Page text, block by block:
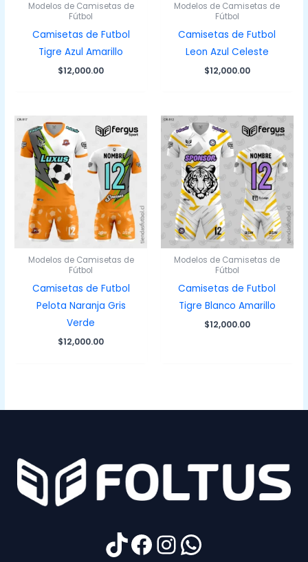
Modelos de Camisetas de
Fútbol
Camisetas de Futbol
Tigre Azul Amarillo
$12,000.00
Modelos de Camisetas de
Fútbol
Camisetas de Futbol
Leon Azul Celeste
$12,000.00
Modelos de Camisetas de
Fútbol
Camisetas de Futbol
Pelota Naranja Gris
Verde
$12,000.00
Modelos de Camisetas de
Fútbol
Camisetas de Futbol
Tigre Blanco Amarillo
$12,000.00
TikTok
Facebook
Instagram
WhatsApp